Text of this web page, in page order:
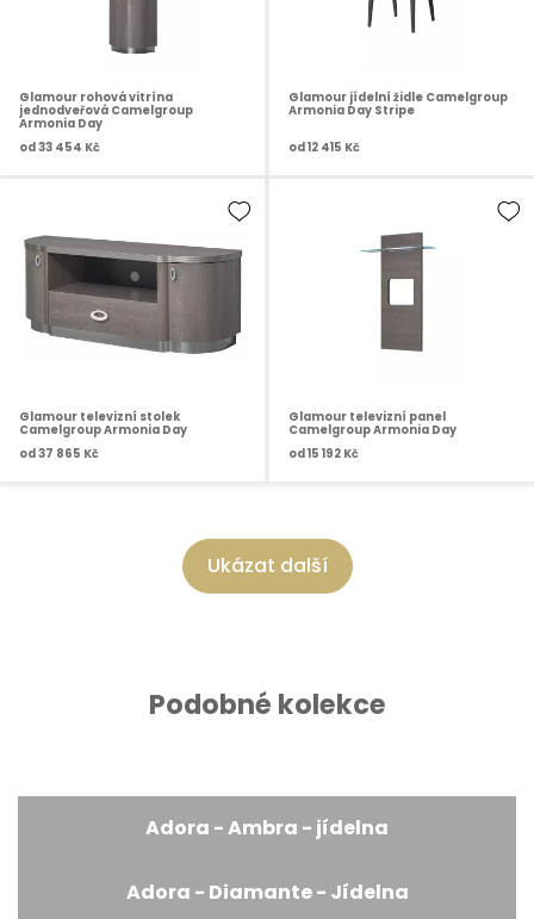
Glamour rohová vitrína
jednodveřová Camelgroup
Armonia Day
od33 454 Kč
Glamour jídelní židle Camelgroup
Armonia Day Stripe
od12 415 Kč
Glamour televizní stolek
Camelgroup Armonia Day
od37 865 Kč
Glamour televizní panel
Camelgroup Armonia Day
od15 192 Kč
Ukázat další
Podobné kolekce
Adora - Ambra - jídelna
Adora - Diamante - Jídelna